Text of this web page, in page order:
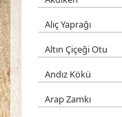
Alıç Yaprağı
Altın Çiçeği Otu
Andız Kökü
Arap Zamkı